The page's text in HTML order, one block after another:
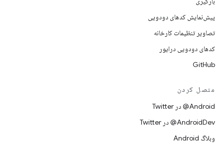
پیش‌نمایش کدهای دودویی
تصاویر تنظیمات کارخانه
کدهای دودویی درایور
GitHub
متصل کردن
Android@ در Twitter
AndroidDev@ در Twitter
وبلاگ Android